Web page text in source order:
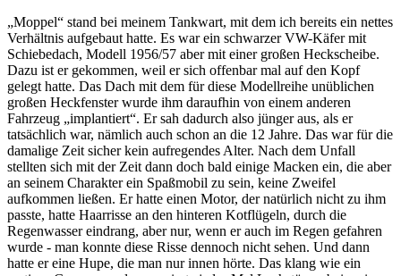
Moppel
stand bei meinem Tankwart, mit dem ich bereits ein nettes
Verhältnis aufgebaut hatte. Es war ein schwarzer VW-Käfer mit
Schiebedach, Modell 1956/57 aber mit einer großen Heckscheibe.
Dazu ist er gekommen, weil er sich offenbar mal auf den Kopf
gelegt hatte. Das Dach mit dem für diese Modellreihe unüblichen
großen Heckfenster wurde ihm daraufhin von einem anderen
Fahrzeug
implantiert . Er sah dadurch also jünger aus, als er
tatsächlich war, nämlich auch schon an die 12 Jahre. Das war für die
damalige Zeit sicher kein aufregendes Alter. Nach dem Unfall
stellten sich mit der Zeit dann doch bald einige Macken ein, die aber
an seinem Charakter ein Spaßmobil zu sein, keine Zweifel
aufkommen ließen. Er hatte einen Motor, der natürlich nicht zu ihm
passte, hatte Haarrisse an den hinteren Kotflügeln, durch die
Regenwasser eindrang, aber nur, wenn er auch im Regen gefahren
wurde - man konnte diese Risse dennoch nicht sehen. Und dann
hatte er eine Hupe, die man nur innen hörte. Das klang wie ein